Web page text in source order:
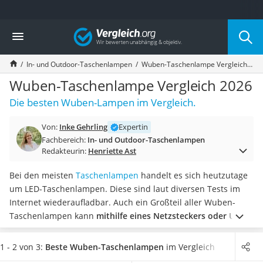
Die beliebtesten Vergleiche nach Kategorie
Freizeit & Sport
Gartentrampolin
Trampolin
Metalldetektor
Eufab-Fahrradträger
Trampolin 366 cm
Aluminium-Koffer
Futterboot
E-Bike-Dreirad
Trekkingschuhe Herren
Reisetasche mit Rollen
Klimmzugstation
Koffer
Nachtsichtgerät
Vergleich
In- und Outdoor-Taschenlampen Wuben-Taschenlampe Vergleich 2026
Wuben-Taschenlampe Vergleich 2026
Die besten Wuben-Lampen im Vergleich.
Von: Inke Gehrling
Expertin
Fachbereich: In- und Outdoor-Taschenlampen
Redakteurin: Henriette Ast
Bei den meisten Taschenlampen handelt es sich heutzutage
um LED-Taschenlampen. Diese sind laut diversen Tests im
Internet wiederaufladbar. Auch ein Großteil aller Wuben-
Taschenlampen kann mithilfe eines Netzsteckers oder USB-
Kabels wieder aufgeladen werden. Ersatz-Batterien müssen
Sie somit nicht mehr ständig griffbereit haben. Wählen Sie
1 - 2 von 3: Beste Wuben-Taschenlampen im Vergleich